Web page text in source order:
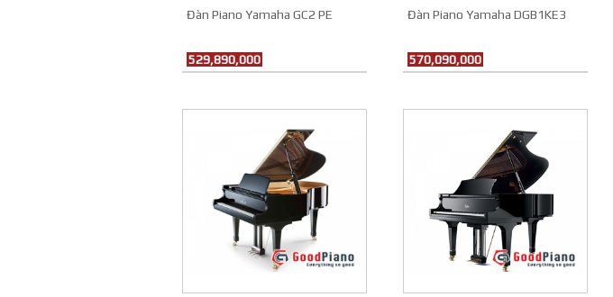
Đàn Piano Yamaha GC2 PE
529,890,000
Đàn Piano Yamaha DGB1KE3
570,090,000